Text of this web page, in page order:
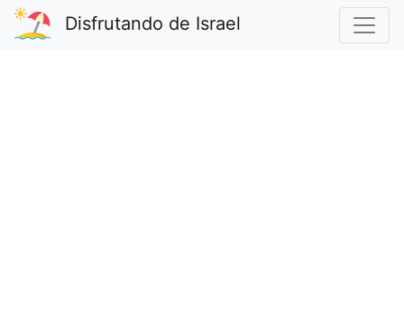
Disfrutando de Israel